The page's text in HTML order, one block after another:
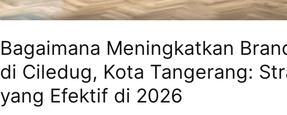
Bagaimana Meningkatkan
di Ciledug, Kota Tangerang:
yang Efektif di 2026